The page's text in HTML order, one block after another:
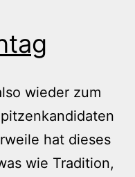
wieder zum
hat dieses
wie Tradition,